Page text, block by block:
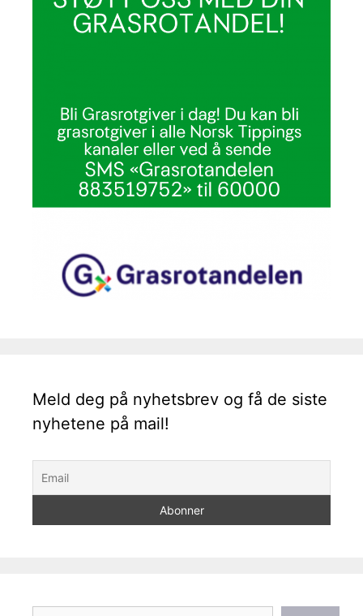
Meld deg på nyhetsbrev og få de siste
nyhetene på mail!